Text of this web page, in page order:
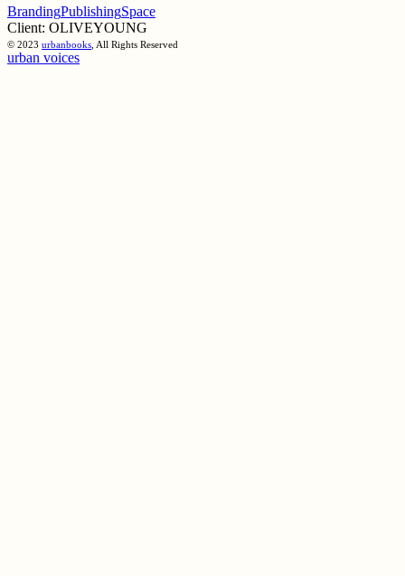
BrandingPublishingSpace
Client: OLIVEYOUNG
© 2023 urbanbooks , All Rights Reserved
urban voices